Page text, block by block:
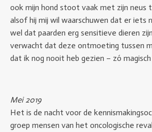
ook mijn hond stoot vaak met zijn neus
alsof hij mij wil waarschuwen dat er iets
wel dat paarden erg sensitieve dieren
verwacht dat deze ontmoeting tussen
dat ik nog nooit heb gezien – zó
Mei 2019
Het is de nacht voor de
groep mensen van het oncologische